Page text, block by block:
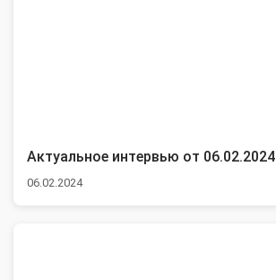
Актуальное интервью от 06.02.2024
06.02.2024